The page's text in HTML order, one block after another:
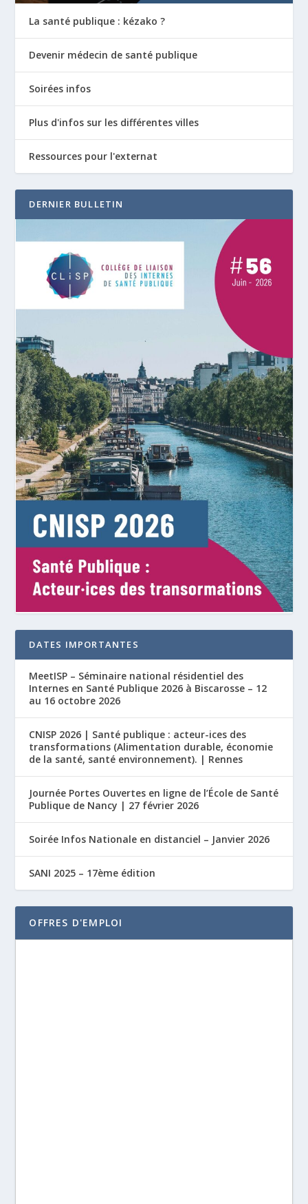
La santé publique : kézako ?
Devenir médecin de santé publique
Soirées infos
Plus d'infos sur les différentes villes
Ressources pour l'externat
DERNIER BULLETIN
DATES IMPORTANTES
MeetISP – Séminaire national résidentiel des
Internes en Santé Publique 2026 à Biscarosse – 12
au 16 octobre 2026
CNISP 2026 | Santé publique : acteur-ices des
transformations (Alimentation durable, économie
de la santé, santé environnement). | Rennes
Journée Portes Ouvertes en ligne de l’École de Santé
Publique de Nancy | 27 février 2026
Soirée Infos Nationale en distanciel – Janvier 2026
SANI 2025 – 17ème édition
OFFRES D'EMPLOI